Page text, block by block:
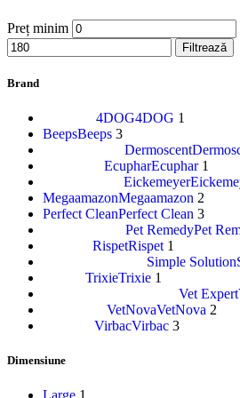
Preț minim
Filtrează
Brand
4DOG4DOG 1
BeepsBeeps 3
Dermoscent
EcupharEcuphar 1
Eickemeyer
MegaamazonMegaamazon 2
Perfect CleanPerfect Clean 3
Pet RemedyPet
RispetRispet 1
Simple Solution
TrixieTrixie 1
Vet Expert
VetNovaVetNova 2
VirbacVirbac 3
Dimensiune